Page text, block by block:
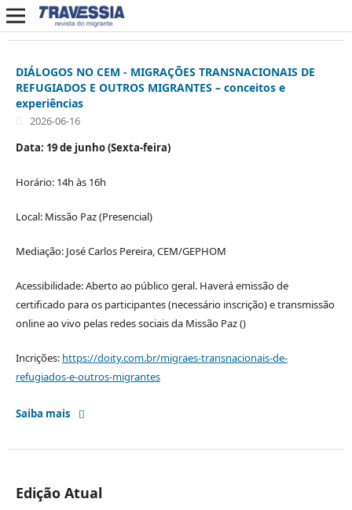
DIÁLOGOS NO CEM - MIGRAÇÕES TRANSNACIONAIS DE
REFUGIADOS E OUTROS MIGRANTES – conceitos e
experiências
2026-06-16
Data: 19 de junho (Sexta-feira)
Horário: 14h às 16h
Local: Missão Paz (Presencial)
Mediação: José Carlos Pereira, CEM/GEPHOM
Acessibilidade: Aberto ao público geral. Haverá emissão de
certificado para os participantes (necessário inscrição) e transmissão
online ao vivo pelas redes sociais da Missão Paz ()
Incrições: https://doity.com.br/migraes-transnacionais-de-
refugiados-e-outros-migrantes
Saiba mais
Edição Atual